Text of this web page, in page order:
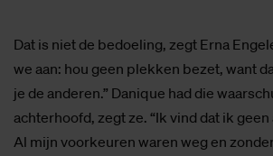
Dat is niet de bedoeling, zegt Erna
we aan: hou geen plekken bezet, want
je de anderen.” Danique had die
achterhoofd, zegt ze. “Ik vind dat ik
Al mijn voorkeuren waren weg en